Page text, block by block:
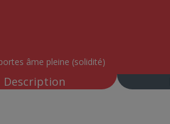
âme pleine (solidité)
Description